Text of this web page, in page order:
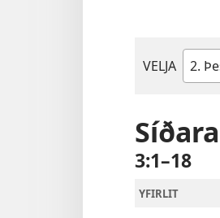
VELJA
3:1–18
YFIRLIT